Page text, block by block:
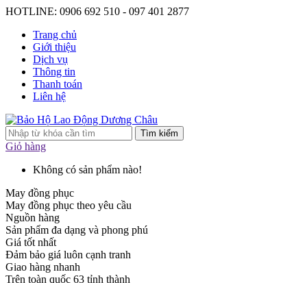
HOTLINE: 0906 692 510 - 097 401 2877
Trang chủ
Giới thiệu
Dịch vụ
Thông tin
Thanh toán
Liên hệ
Tìm kiếm
Giỏ hàng
Không có sản phẩm nào!
May đồng phục
May đồng phục theo yêu cầu
Nguồn hàng
Sản phẩm đa dạng và phong phú
Giá tốt nhất
Đảm bảo giá luôn cạnh tranh
Giao hàng nhanh
Trên toàn quốc 63 tỉnh thành